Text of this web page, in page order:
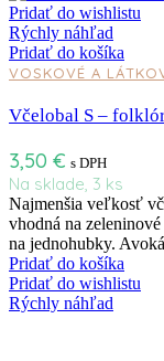
Pridať do wishlistu
Rýchly náhľad
Pridať do košíka
VOSKOVÉ A
Včelobal S –
3,50 € s DPH
Na sklade, 3 ks
Najmenšia veľkosť
vhodná na
na jednohubky.
Pridať do košíka
Pridať do wishlistu
Rýchly náhľad